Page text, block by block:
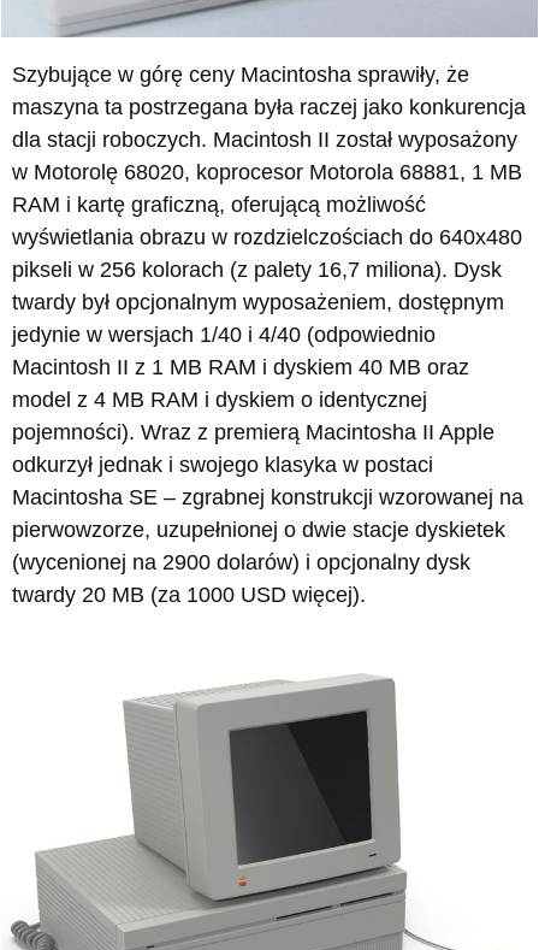
Szybujące w górę ceny Macintosha sprawiły, że
maszyna ta postrzegana była raczej jako konkurencja
dla stacji roboczych. Macintosh II został wyposażony
w Motorolę 68020, koprocesor Motorola 68881, 1 MB
RAM i kartę graficzną, oferującą możliwość
wyświetlania obrazu w rozdzielczościach do 640x480
pikseli w 256 kolorach (z palety 16,7 miliona). Dysk
twardy był opcjonalnym wyposażeniem, dostępnym
jedynie w wersjach 1/40 i 4/40 (odpowiednio
Macintosh II z 1 MB RAM i dyskiem 40 MB oraz
model z 4 MB RAM i dyskiem o identycznej
pojemności). Wraz z premierą Macintosha II Apple
odkurzył jednak i swojego klasyka w postaci
Macintosha SE – zgrabnej konstrukcji wzorowanej na
pierwowzorze, uzupełnionej o dwie stacje dyskietek
(wycenionej na 2900 dolarów) i opcjonalny dysk
twardy 20 MB (za 1000 USD więcej).